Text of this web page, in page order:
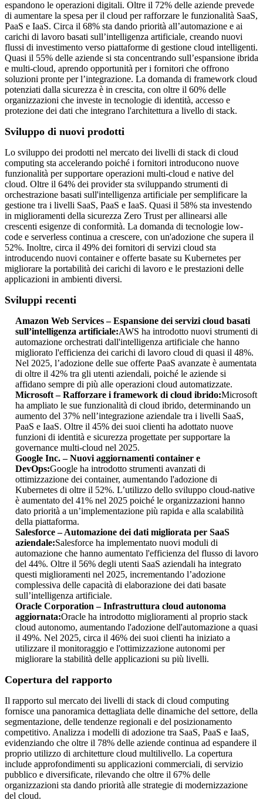
espandono le operazioni digitali. Oltre il 72% delle aziende prevede
di aumentare la spesa per il cloud per rafforzare le funzionalità SaaS,
PaaS e IaaS. Circa il 68% sta dando priorità all’automazione e ai
carichi di lavoro basati sull’intelligenza artificiale, creando nuovi
flussi di investimento verso piattaforme di gestione cloud intelligenti.
Quasi il 55% delle aziende si sta concentrando sull’espansione ibrida
e multi-cloud, aprendo opportunità per i fornitori che offrono
soluzioni pronte per l’integrazione. La domanda di framework cloud
potenziati dalla sicurezza è in crescita, con oltre il 60% delle
organizzazioni che investe in tecnologie di identità, accesso e
protezione dei dati che integrano l'architettura a livello di stack.
Sviluppo di nuovi prodotti
Lo sviluppo dei prodotti nel mercato dei livelli di stack di cloud
computing sta accelerando poiché i fornitori introducono nuove
funzionalità per supportare operazioni multi-cloud e native del
cloud. Oltre il 64% dei provider sta sviluppando strumenti di
orchestrazione basati sull'intelligenza artificiale per semplificare la
gestione tra i livelli SaaS, PaaS e IaaS. Quasi il 58% sta investendo
in miglioramenti della sicurezza Zero Trust per allinearsi alle
crescenti esigenze di conformità. La domanda di tecnologie low-
code e serverless continua a crescere, con un'adozione che supera il
52%. Inoltre, circa il 49% dei fornitori di servizi cloud sta
introducendo nuovi container e offerte basate su Kubernetes per
migliorare la portabilità dei carichi di lavoro e le prestazioni delle
applicazioni in ambienti diversi.
Sviluppi recenti
Amazon Web Services – Espansione dei servizi cloud basati
sull’intelligenza artificiale:AWS ha introdotto nuovi strumenti di
automazione orchestrati dall'intelligenza artificiale che hanno
migliorato l'efficienza dei carichi di lavoro cloud di quasi il 48%.
Nel 2025, l’adozione delle sue offerte PaaS avanzate è aumentata
di oltre il 42% tra gli utenti aziendali, poiché le aziende si
affidano sempre di più alle operazioni cloud automatizzate.
Microsoft – Rafforzare i framework di cloud ibrido:Microsoft
ha ampliato le sue funzionalità di cloud ibrido, determinando un
aumento del 37% nell’integrazione aziendale tra i livelli SaaS,
PaaS e IaaS. Oltre il 45% dei suoi clienti ha adottato nuove
funzioni di identità e sicurezza progettate per supportare la
governance multi-cloud nel 2025.
Google Inc. – Nuovi aggiornamenti container e
DevOps:Google ha introdotto strumenti avanzati di
ottimizzazione dei container, aumentando l'adozione di
Kubernetes di oltre il 52%. L’utilizzo dello sviluppo cloud-native
è aumentato del 41% nel 2025 poiché le organizzazioni hanno
dato priorità a un’implementazione più rapida e alla scalabilità
della piattaforma.
Salesforce – Automazione dei dati migliorata per SaaS
aziendale:Salesforce ha implementato nuovi moduli di
automazione che hanno aumentato l'efficienza del flusso di lavoro
del 44%. Oltre il 56% degli utenti SaaS aziendali ha integrato
questi miglioramenti nel 2025, incrementando l’adozione
complessiva delle capacità di elaborazione dei dati basate
sull’intelligenza artificiale.
Oracle Corporation – Infrastruttura cloud autonoma
aggiornata:Oracle ha introdotto miglioramenti al proprio stack
cloud autonomo, aumentando l'adozione dell'automazione a quasi
il 49%. Nel 2025, circa il 46% dei suoi clienti ha iniziato a
utilizzare il monitoraggio e l'ottimizzazione autonomi per
migliorare la stabilità delle applicazioni su più livelli.
Copertura del rapporto
Il rapporto sul mercato dei livelli di stack di cloud computing
fornisce una panoramica dettagliata delle dinamiche del settore, della
segmentazione, delle tendenze regionali e del posizionamento
competitivo. Analizza i modelli di adozione tra SaaS, PaaS e IaaS,
evidenziando che oltre il 78% delle aziende continua ad espandere il
proprio utilizzo di architetture cloud multilivello. La copertura
include approfondimenti su applicazioni commerciali, di servizio
pubblico e diversificate, rilevando che oltre il 67% delle
organizzazioni sta dando priorità alle strategie di modernizzazione
del cloud.